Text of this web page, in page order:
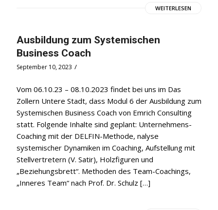
WEITERLESEN
Ausbildung zum Systemischen
Business Coach
September 10, 2023 /
Vom 06.10.23 – 08.10.2023 findet bei uns im Das
Zollern Untere Stadt, dass Modul 6 der Ausbildung zum
Systemischen Business Coach von Emrich Consulting
statt. Folgende Inhalte sind geplant: Unternehmens-
Coaching mit der DELFIN-Methode, nalyse
systemischer Dynamiken im Coaching, Aufstellung mit
Stellvertretern (V. Satir), Holzfiguren und
„Beziehungsbrett“. Methoden des Team-Coachings,
„Inneres Team“ nach Prof. Dr. Schulz […]